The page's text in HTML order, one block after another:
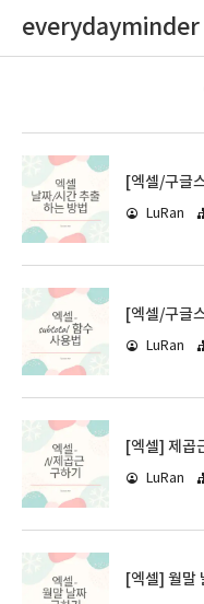
everydayminder
LuRan
LuRan
[엑셀] 제곱
LuRan
[엑셀] 월말